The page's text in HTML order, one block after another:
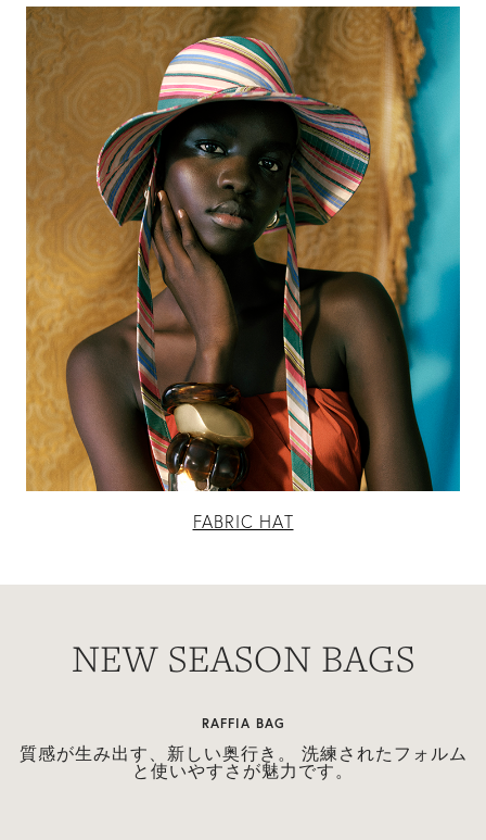
FABRIC HAT
NEW SEASON BAGS
RAFFIA BAG
質感が生み出す、新しい奥行き。 洗練されたフォルム
と使いやすさが魅力です。